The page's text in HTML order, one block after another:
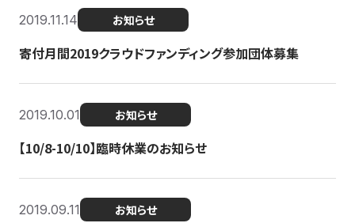
2019.11.14 お知らせ
寄付月間2019クラウドファンディング参加団体募集
2019.10.01 お知らせ
【10/8-10/10】臨時休業のお知らせ
2019.09.11 お知らせ